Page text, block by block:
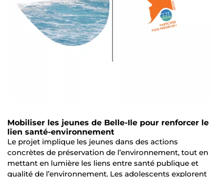
Mobiliser les jeunes de Belle-Ile pour renforcer le
lien santé-environnement
Le projet implique les jeunes dans des actions
concrètes de préservation de l’environnement, tout en
mettant en lumière les liens entre santé publique et
qualité de l’environnement. Les adolescents explorent